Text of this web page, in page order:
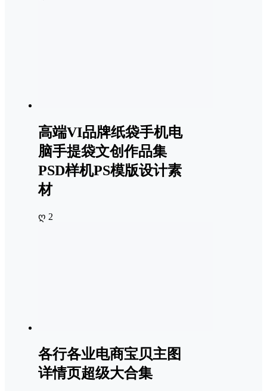
高端VI品牌纸袋手机电
脑手提袋文创作品集
PSD样机PS模版设计素
材
ღ 2
各行各业电商宝贝主图
详情页超级大合集